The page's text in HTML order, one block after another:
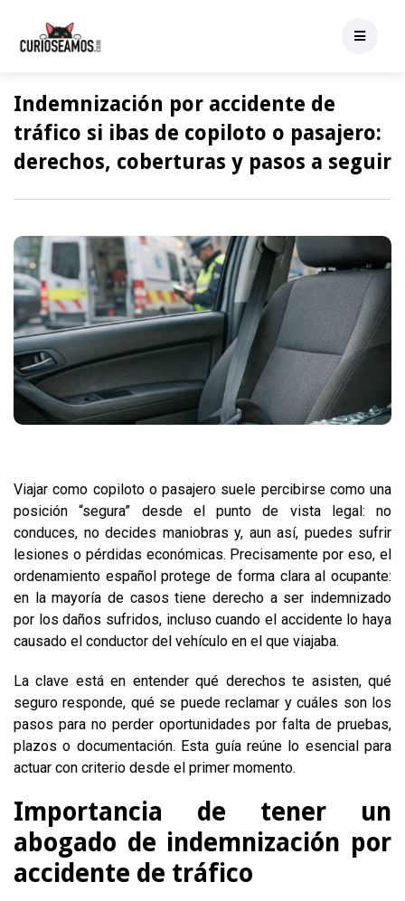
Indemnización por accidente de
tráfico si ibas de copiloto o pasajero:
derechos, coberturas y pasos a seguir
Viajar como copiloto o pasajero suele percibirse como una
posición “segura” desde el punto de vista legal: no
conduces, no decides maniobras y, aun así, puedes sufrir
lesiones o pérdidas económicas. Precisamente por eso, el
ordenamiento español protege de forma clara al ocupante:
en la mayoría de casos tiene derecho a ser indemnizado
por los daños sufridos, incluso cuando el accidente lo haya
causado el conductor del vehículo en el que viajaba.
La clave está en entender qué derechos te asisten, qué
seguro responde, qué se puede reclamar y cuáles son los
pasos para no perder oportunidades por falta de pruebas,
plazos o documentación. Esta guía reúne lo esencial para
actuar con criterio desde el primer momento.
Importancia de tener un
abogado de indemnización por
accidente de tráfico